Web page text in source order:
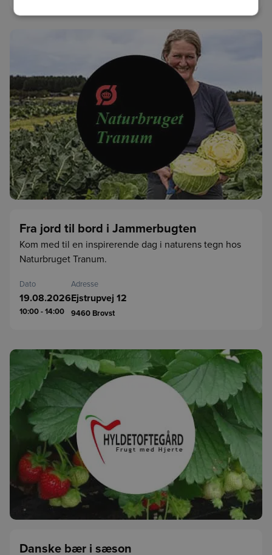
Fra jord til bord i Jammerbugten
Kom med til en inspirerende dag i naturens tegn hos
Naturbruget Tranum.
Dato
19.08.2026
10:00 - 14:00
Adresse
Ejstrupvej 12
9460 Brovst
Danske bær i sæson